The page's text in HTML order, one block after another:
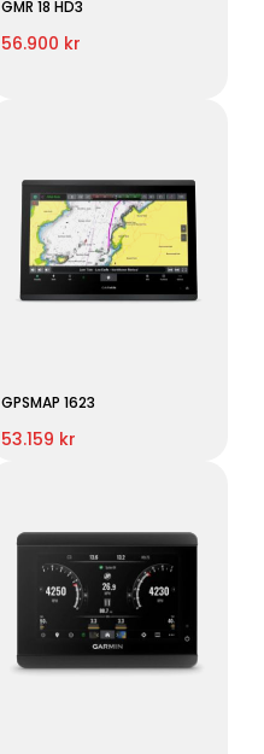
GMR 18 HD3
56.900 kr
GPSMAP 1623
53.159 kr